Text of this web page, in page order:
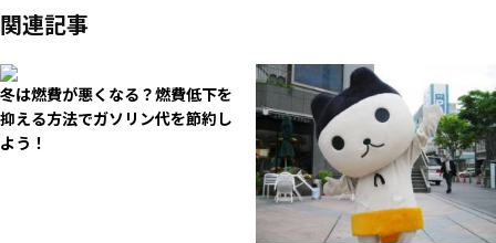
関連記事
冬は燃費が悪くなる？燃費低下を
抑える方法でガソリン代を節約し
よう！